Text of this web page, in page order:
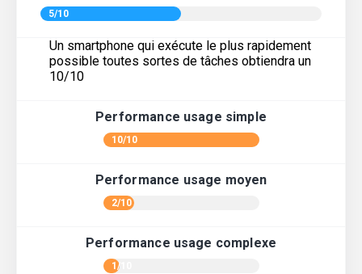
5/10
Un smartphone qui exécute le plus rapidement
possible toutes sortes de tâches obtiendra un
10/10
Performance usage simple
10/10
Performance usage moyen
2/10
Performance usage complexe
1/10